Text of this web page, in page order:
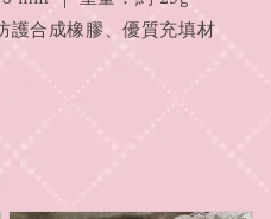
護合成橡膠、優質充填材